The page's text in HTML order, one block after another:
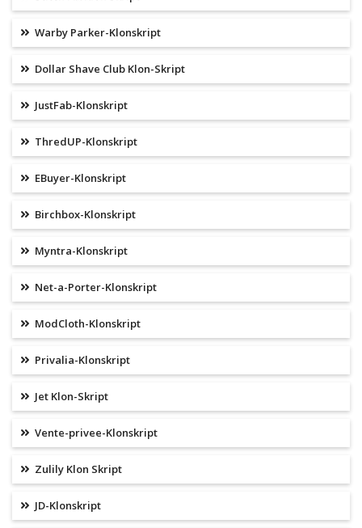
Warby Parker-Klonskript
Dollar Shave Club Klon-Skript
JustFab-Klonskript
ThredUP-Klonskript
EBuyer-Klonskript
Birchbox-Klonskript
Myntra-Klonskript
Net-a-Porter-Klonskript
ModCloth-Klonskript
Privalia-Klonskript
Jet Klon-Skript
Vente-privee-Klonskript
Zulily Klon Skript
JD-Klonskript